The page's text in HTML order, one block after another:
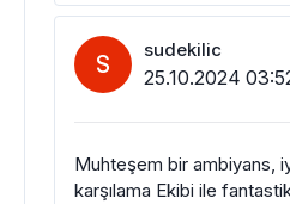
S sudekilic
25.10.2024
Muhteşem bir ambiyans,
karşılama Ekibi ile